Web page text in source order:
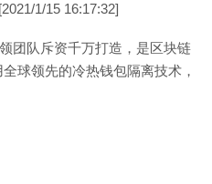
1/15 16:17:32]
团队斥资千万打造，是区块链
球领先的冷热钱包隔离技术，